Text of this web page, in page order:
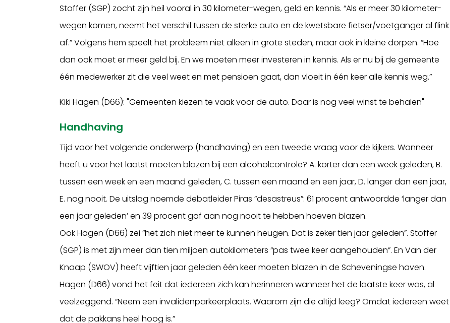
Stoffer (SGP) zocht zijn heil vooral in 30 kilometer-wegen, geld en kennis. “Als er meer 30 kilometer-
wegen komen, neemt het verschil tussen de sterke auto en de kwetsbare fietser/voetganger al flink
af.” Volgens hem speelt het probleem niet alleen in grote steden, maar ook in kleine dorpen. “Hoe
dan ook moet er meer geld bij. En we moeten meer investeren in kennis. Als er nu bij de gemeente
één medewerker zit die veel weet en met pensioen gaat, dan vloeit in één keer alle kennis weg.”
Kiki Hagen (D66): "Gemeenten kiezen te vaak voor de auto. Daar is nog veel winst te behalen"
Handhaving
Tijd voor het volgende onderwerp (handhaving) en een tweede vraag voor de kijkers. Wanneer
heeft u voor het laatst moeten blazen bij een alcoholcontrole? A. korter dan een week geleden, B.
tussen een week en een maand geleden, C. tussen een maand en een jaar, D. langer dan een jaar,
E. nog nooit. De uitslag noemde debatleider Piras “desastreus”: 61 procent antwoordde ‘langer dan
een jaar geleden’ en 39 procent gaf aan nog nooit te hebben hoeven blazen.
Ook Hagen (D66) zei “het zich niet meer te kunnen heugen. Dat is zeker tien jaar geleden”. Stoffer
(SGP) is met zijn meer dan tien miljoen autokilometers “pas twee keer aangehouden”. En Van der
Knaap (SWOV) heeft vijftien jaar geleden één keer moeten blazen in de Scheveningse haven.
Hagen (D66) vond het feit dat iedereen zich kan herinneren wanneer het de laatste keer was, al
veelzeggend. “Neem een invalidenparkeerplaats. Waarom zijn die altijd leeg? Omdat iedereen weet
dat de pakkans heel hoog is.”